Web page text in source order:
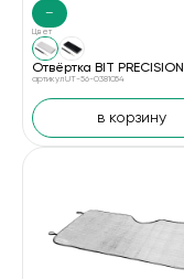
—
Цвет
Отвёртка BIT PRECISION
артикул UT-56-0381054
в корзину